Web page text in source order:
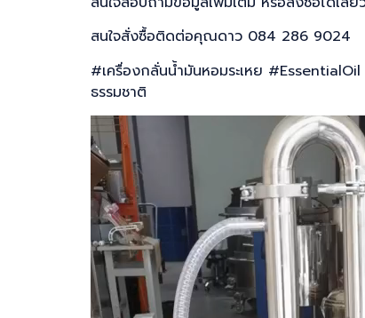
สนใจสั่งซื้อติดต่อคุณดาว 084 286 9024
#เครื่องกลั่นน้ำมันหอมระเหย
ธรรมชาติ